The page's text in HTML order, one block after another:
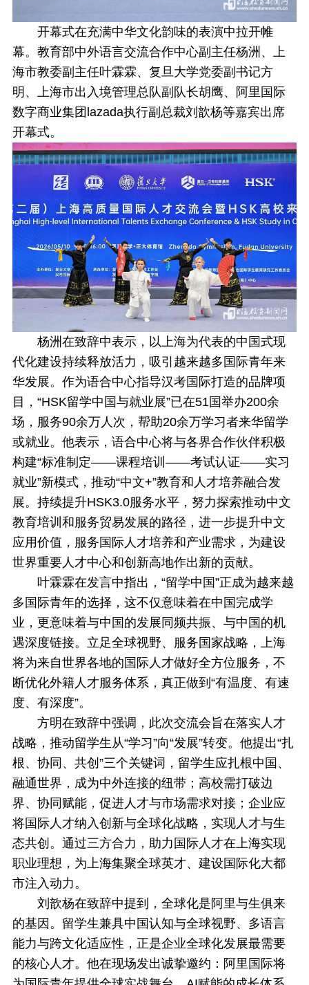
开幕式在充满中华文化韵味的表演中拉开帷
幕。教育部中外语言交流合作中心副主任杨洲、上
海市教委副主任叶霖霖、复旦大学党委副书记方
明、上海市出入境管理总队副队长胡鹰、阿里国际
数字商业集团lazada执行副总裁刘歆杨等嘉宾出席
开幕式。
杨洲在致辞中表示，以上海为代表的中国式现
代化建设持续释放活力，吸引越来越多国际青年来
华发展。作为语合中心指导汉考国际打造的品牌项
目，“HSK留学中国与就业展”已在51国举办200余
场，服务90余万人次，帮助20余万学习者来华留学
或就业。他表示，语合中心将与各界合作伙伴积极
构建“标准制定——课程培训——考试认证——实习
就业”新模式，推动“中文+”教育和人才培养融合发
展。持续提升HSK3.0服务水平，努力探索推动中文
教育培训和服务贸易发展的路径，进一步提升中文
应用价值，服务国际人才培养和产业需求，为建设
世界重要人才中心和创新高地作出新的贡献。
叶霖霖在发言中指出，“留学中国”正成为越来越
多国际青年的选择，这不仅意味着在中国完成学
业，更意味着与中国的发展同频共振、与中国的机
遇深度链接。立足全球视野、服务国家战略，上海
将为来自世界各地的国际人才做好全方位服务，不
断优化外籍人才服务体系，真正做到“有温度、有速
度、有深度”。
方明在致辞中强调，此次交流会旨在落实人才
战略，推动留学生从“学习”向“发展”转变。他提出“扎
根、协同、共创”三个关键词，留学生应扎根中国、
融通世界，成为中外连接的纽带；高校需打破边
界、协同赋能，促进人才与市场需求对接；企业应
将国际人才纳入创新与全球化战略，实现人才与生
态共创。通过三方合力，助力国际人才在上海实现
职业理想，为上海集聚全球英才、建设国际化大都
市注入动力。
刘歆杨在致辞中提到，全球化是阿里与生俱来
的基因。留学生兼具中国认知与全球视野、多语言
能力与跨文化适应性，正是企业全球化发展最需要
的核心人才。他在现场发出诚挚邀约：阿里国际将